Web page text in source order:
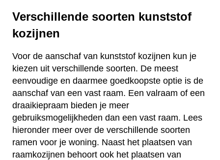
Verschillende soorten kunststof
kozijnen
Voor de aanschaf van kunststof kozijnen kun je
kiezen uit verschillende soorten. De meest
eenvoudige en daarmee goedkoopste optie is de
aanschaf van een vast raam. Een valraam of een
draaikiepraam bieden je meer
gebruiksmogelijkheden dan een vast raam. Lees
hieronder meer over de verschillende soorten
ramen voor je woning. Naast het plaatsen van
raamkozijnen behoort ook het plaatsen van